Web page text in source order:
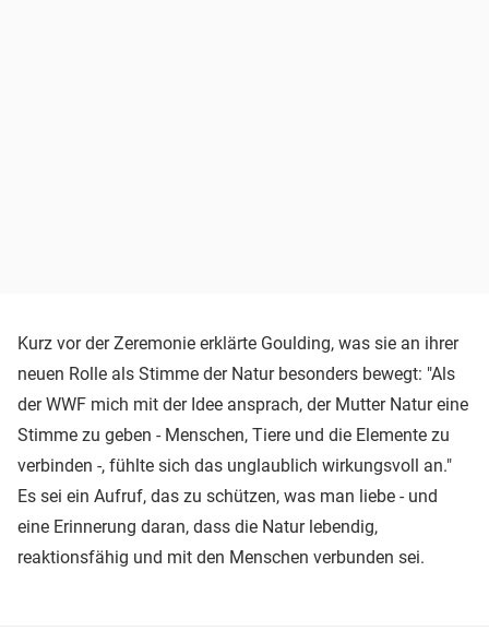
Kurz vor der Zeremonie erklärte Goulding, was sie an ihrer
neuen Rolle als Stimme der Natur besonders bewegt: "Als
der WWF mich mit der Idee ansprach, der Mutter Natur eine
Stimme zu geben - Menschen, Tiere und die Elemente zu
verbinden -, fühlte sich das unglaublich wirkungsvoll an."
Es sei ein Aufruf, das zu schützen, was man liebe - und
eine Erinnerung daran, dass die Natur lebendig,
reaktionsfähig und mit den Menschen verbunden sei.